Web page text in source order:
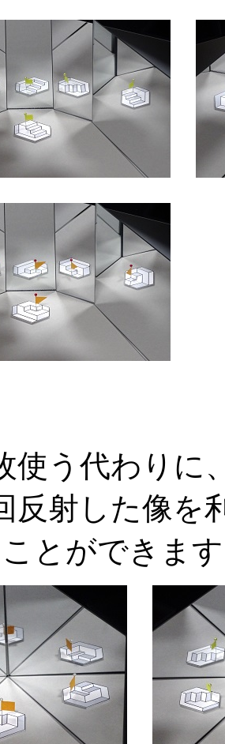
う代わりに
反射した像を
とができま